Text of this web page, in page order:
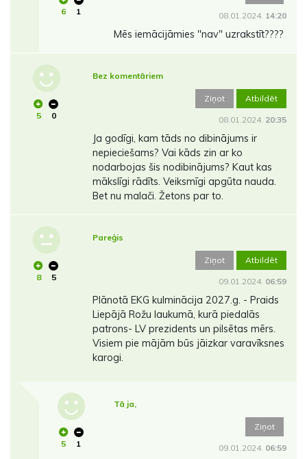
6 1 08.01.2024. 14:20
Mēs iemācijāmies "nav" uzrakstīt????
5 0
Bez komentāriem
Ziņot Atbildēt
08.01.2024. 20:35
Ja godīgi, kam tāds no dibinājums ir
nepieciešams? Vai kāds zin ar ko
nodarbojas šis nodibinājums? Kaut kas
mākslīgi rādīts. Veiksmīgi apgūta nauda.
Bet nu malači. Žetons par to.
8 5
Pareģis
Ziņot Atbildēt
09.01.2024. 06:59
Plānotā EKG kulminācija 2027.g. - Praids
Liepājā Rožu laukumā, kurā piedalās
patrons- LV prezidents un pilsētas mērs.
Visiem pie mājām būs jāizkar varavīksnes
karogi.
5 1
Tā ja,
Ziņot
09.01.2024. 06:59